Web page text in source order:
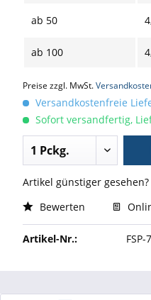
ab 50
ab 100
Preise zzgl. MwSt.
Versandkostenfreie
Sofort versandfertig,
Artikel günstiger gesehen?
Bewerten
Artikel-Nr.: